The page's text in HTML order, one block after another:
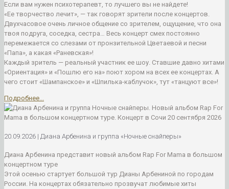
Если вам нужен психотерапевт, то лучшего вы не найдете!
«Ее творчество лечит», — так говорят зрители после концертов.
Двухчасовое очень личное общение со зрителем, ощущение, что она
твоя подруга, соседка, сестра… Весь концерт смех постоянно
перемежается со слезами от пронзительной Цветаевой и песни
«Папа», а какая «Раневская»!
Каждый зритель — реальный участник ее шоу. Ставшие давно хитами
«Ориентация» и «Пошлю его на» поют хором на всех ее концертах. А
чего стоит «Шампанское» и «Шпилька-каблучок», тут «танцуют все»!
Подробнее...
20.09.2026 | Диана Арбенина и группа «Ночные снайперы»
Диана Арбенина представит новый альбом Rap For Mama в большом
концертном туре
Этой осенью стартует большой тур Дианы Арбениной по городам
России. На концертах обязательно прозвучат любимые хиты